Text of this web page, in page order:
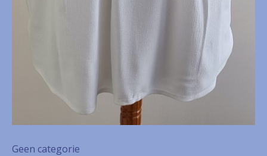
Geen categorie